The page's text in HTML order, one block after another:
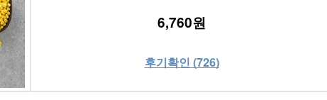
6,760원
후기확인 (726)